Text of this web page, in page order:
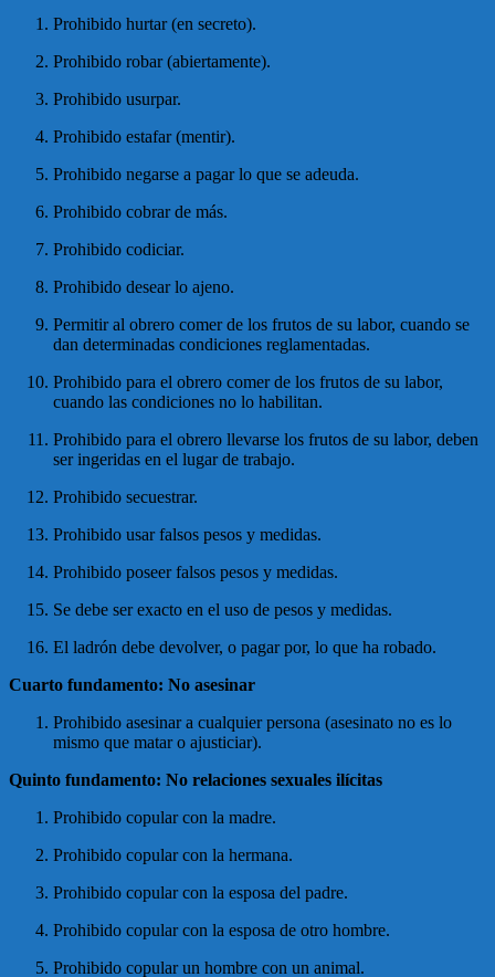
Prohibido hurtar (en secreto).
Prohibido robar (abiertamente).
Prohibido usurpar.
Prohibido estafar (mentir).
Prohibido negarse a pagar lo que se adeuda.
Prohibido cobrar de más.
Prohibido codiciar.
Prohibido desear lo ajeno.
Permitir al obrero comer de los frutos de su labor, cuando se
dan determinadas condiciones reglamentadas.
Prohibido para el obrero comer de los frutos de su labor,
cuando las condiciones no lo habilitan.
Prohibido para el obrero llevarse los frutos de su labor, deben
ser ingeridas en el lugar de trabajo.
Prohibido secuestrar.
Prohibido usar falsos pesos y medidas.
Prohibido poseer falsos pesos y medidas.
Se debe ser exacto en el uso de pesos y medidas.
El ladrón debe devolver, o pagar por, lo que ha robado.
Cuarto fundamento: No asesinar
Prohibido asesinar a cualquier persona (asesinato no es lo
mismo que matar o ajusticiar).
Quinto fundamento: No relaciones sexuales ilícitas
Prohibido copular con la madre.
Prohibido copular con la hermana.
Prohibido copular con la esposa del padre.
Prohibido copular con la esposa de otro hombre.
Prohibido copular un hombre con un animal.